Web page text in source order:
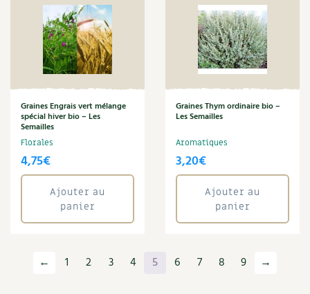
Graines Engrais vert mélange
spécial hiver bio – Les
Semailles
Florales
4,75€
Ajouter au
panier
Graines Thym ordinaire bio –
Les Semailles
Aromatiques
3,20€
Ajouter au
panier
← 1 2 3 4 5 6 7 8 9 →